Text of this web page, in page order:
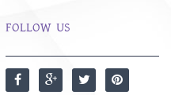
FOLLOW US